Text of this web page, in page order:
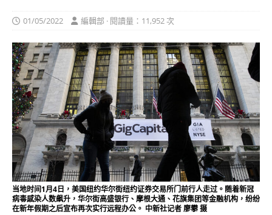
01/05/2022 編輯部 · 閱讀量：11,952 次
当地时间1月4日，美国纽约华尔街纽约证券交易所门前行人走过。随着新冠
病毒感染人数飙升，华尔街高盛银行、摩根大通、花旗集团等金融机构，纷纷
在新年假期之后宣布再次实行远程办公。 中新社记者 廖攀 摄